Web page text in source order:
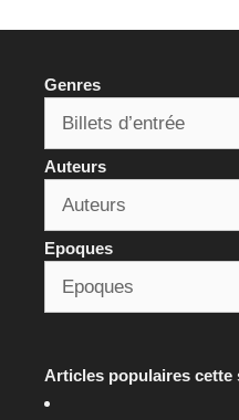
Genres
Auteurs
Epoques
Articles populaires cette